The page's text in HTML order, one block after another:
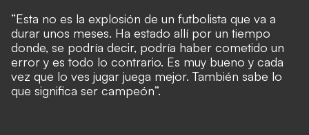
“Esta no es la explosión de un futbolista que va a
durar unos meses. Ha estado allí por un tiempo
donde, se podría decir, podría haber cometido un
error y es todo lo contrario. Es muy bueno y cada
vez que lo ves jugar juega mejor. También sabe lo
que significa ser campeón”.